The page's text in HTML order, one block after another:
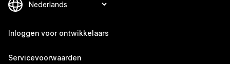
Inloggen voor ontwikkelaars
Servicevoorwaarden